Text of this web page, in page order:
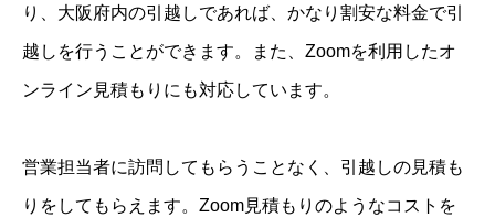
り、大阪府内の引越しであれば、かなり割安な料金で引
越しを行うことができます。また、Zoomを利用したオ
ンライン見積もりにも対応しています。
営業担当者に訪問してもらうことなく、引越しの見積も
りをしてもらえます。Zoom見積もりのようなコストを